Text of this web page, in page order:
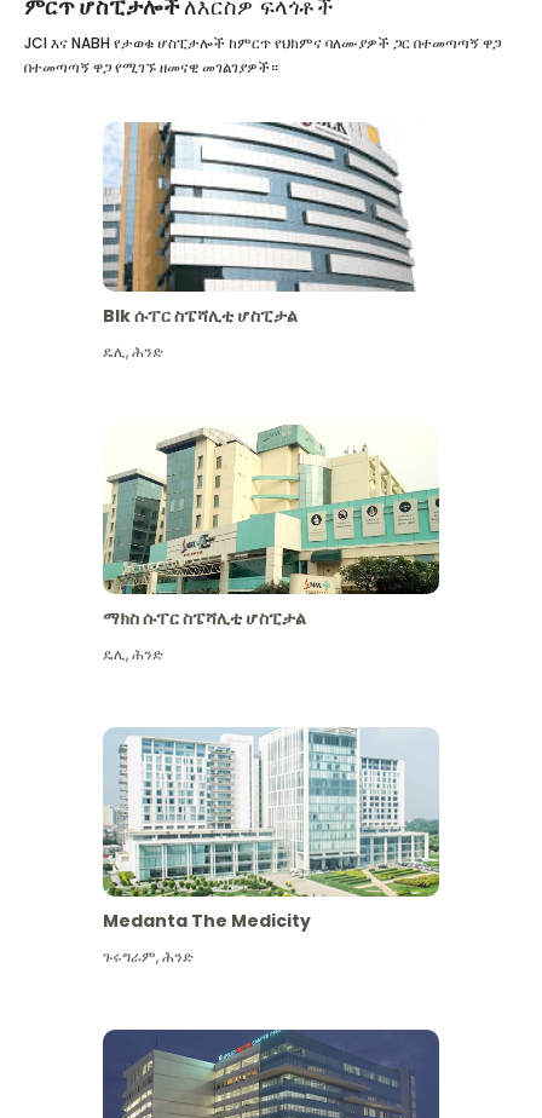
ምርጥ ሆስፒታሎችለእርስዎ ፍላጎቶች
JCI እና NABH የታወቁ ሆስፒታሎች ከምርጥ የህክምና ባለሙያዎች ጋር በተመጣጣኝ ዋጋ
በተመጣጣኝ ዋጋ የሚገኙ ዘመናዊ መገልገያዎች።
Blk ሱፐር ስፔሻሊቲ ሆስፒታል
ዴሊ,ሕንድ
ማክስ ሱፐር ስፔሻሊቲ ሆስፒታል
ዴሊ,ሕንድ
Medanta The Medicity
ጉሩግራም,ሕንድ